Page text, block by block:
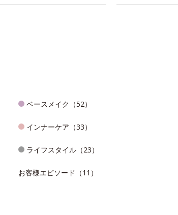
ベースメイク（52）
インナーケア（33）
ライフスタイル（23）
お客様エピソード（11）